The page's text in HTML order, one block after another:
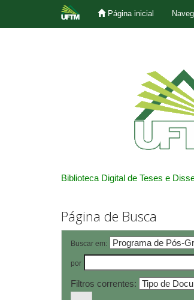
Página inicial
Biblioteca Digital de Teses e
Página de Busca
Buscar em:
por
Filtros correntes: